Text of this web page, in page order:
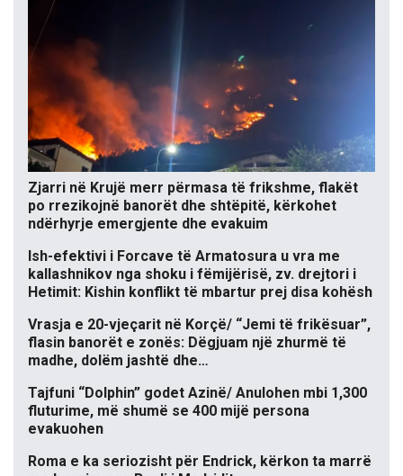
Zjarri në Krujë merr përmasa të frikshme, flakët
po rrezikojnë banorët dhe shtëpitë, kërkohet
ndërhyrje emergjente dhe evakuim
Ish-efektivi i Forcave të Armatosura u vra me
kallashnikov nga shoku i fëmijërisë, zv. drejtori i
Hetimit: Kishin konflikt të mbartur prej disa kohësh
Vrasja e 20-vjeçarit në Korçë/ “Jemi të frikësuar”,
flasin banorët e zonës: Dëgjuam një zhurmë të
madhe, dolëm jashtë dhe…
Tajfuni “Dolphin” godet Azinë/ Anulohen mbi 1,300
fluturime, më shumë se 400 mijë persona
evakuohen
Roma e ka seriozisht për Endrick, kërkon ta marrë